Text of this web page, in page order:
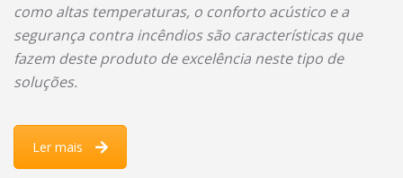
como altas temperaturas, o conforto acústico e a
segurança contra incêndios são características que
fazem deste produto de excelência neste tipo de
soluções.
Ler mais